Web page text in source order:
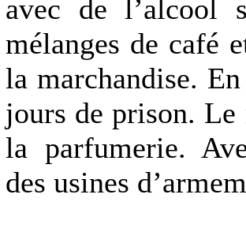
avec de l’alcool
mélanges de café
la marchandise.
jours de prison. Le
la parfumerie.
des usines